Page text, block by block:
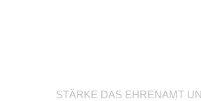
STÄRKE DAS EHRENAMT